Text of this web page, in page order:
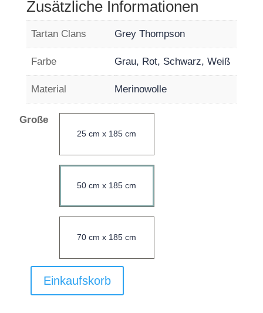
Zusätzliche Informationen
Tartan Clans Grey Thompson
Farbe Grau, Rot, Schwarz, Weiß
Material Merinowolle
Große
25 cm x 185 cm
50 cm x 185 cm
70 cm x 185 cm
Einkaufskorb